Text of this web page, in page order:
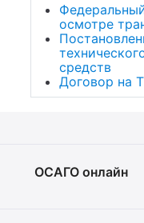
осмотре
средств
Договор на
ОСАГО онлайн